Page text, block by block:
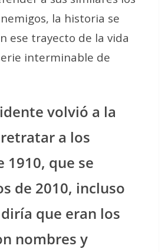
la historia se
ese trayecto de la vida
interminable de
volvió a la
a los
1910, que se
de 2010, incluso
que eran los
nombres y